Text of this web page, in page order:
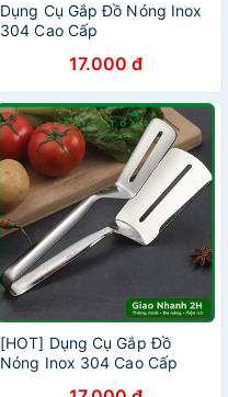
Dụng Cụ Gắp Đồ Nóng Inox
304 Cao Cấp
17.000 đ
[HOT] Dụng Cụ Gắp Đồ
Nóng Inox 304 Cao Cấp